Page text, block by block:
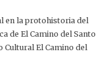
en la protohistoria del
de El Camino del Santo
El Camino del